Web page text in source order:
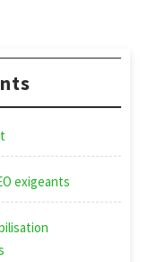
exigeants